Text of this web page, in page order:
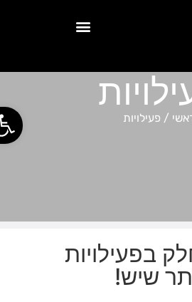
פתח /פעילויות
בפעילויות
שיש!